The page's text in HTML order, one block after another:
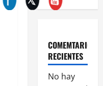
COMEMTARIOS
RECIENTES
No hay